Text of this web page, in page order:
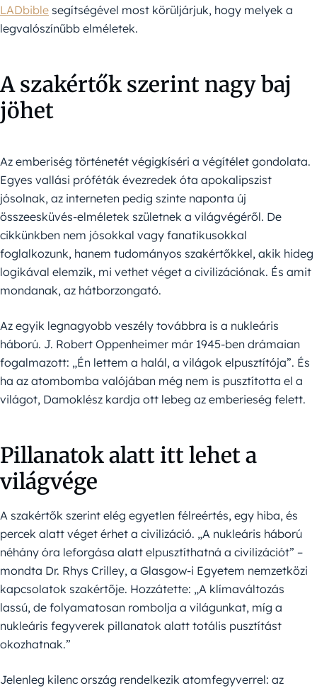
LADbible segítségével most körüljárjuk, hogy melyek a
legvalószínűbb elméletek.
A szakértők szerint nagy baj
jöhet
Az emberiség történetét végigkíséri a végítélet gondolata.
Egyes vallási próféták évezredek óta apokalipszist
jósolnak, az interneten pedig szinte naponta új
összeesküvés-elméletek születnek a világvégéről. De
cikkünkben nem jósokkal vagy fanatikusokkal
foglalkozunk, hanem tudományos szakértőkkel, akik hideg
logikával elemzik, mi vethet véget a civilizációnak. És amit
mondanak, az hátborzongató.
Az egyik legnagyobb veszély továbbra is a nukleáris
háború. J. Robert Oppenheimer már 1945-ben drámaian
fogalmazott: „Én lettem a halál, a világok elpusztítója”. És
ha az atombomba valójában még nem is pusztította el a
világot, Damoklész kardja ott lebeg az emberieség felett.
Pillanatok alatt itt lehet a
világvége
A szakértők szerint elég egyetlen félreértés, egy hiba, és
percek alatt véget érhet a civilizáció. „A nukleáris háború
néhány óra leforgása alatt elpusztíthatná a civilizációt” –
mondta Dr. Rhys Crilley, a Glasgow-i Egyetem nemzetközi
kapcsolatok szakértője. Hozzátette: „A klímaváltozás
lassú, de folyamatosan rombolja a világunkat, míg a
nukleáris fegyverek pillanatok alatt totális pusztítást
okozhatnak.”
Jelenleg kilenc ország rendelkezik atomfegyverrel: az